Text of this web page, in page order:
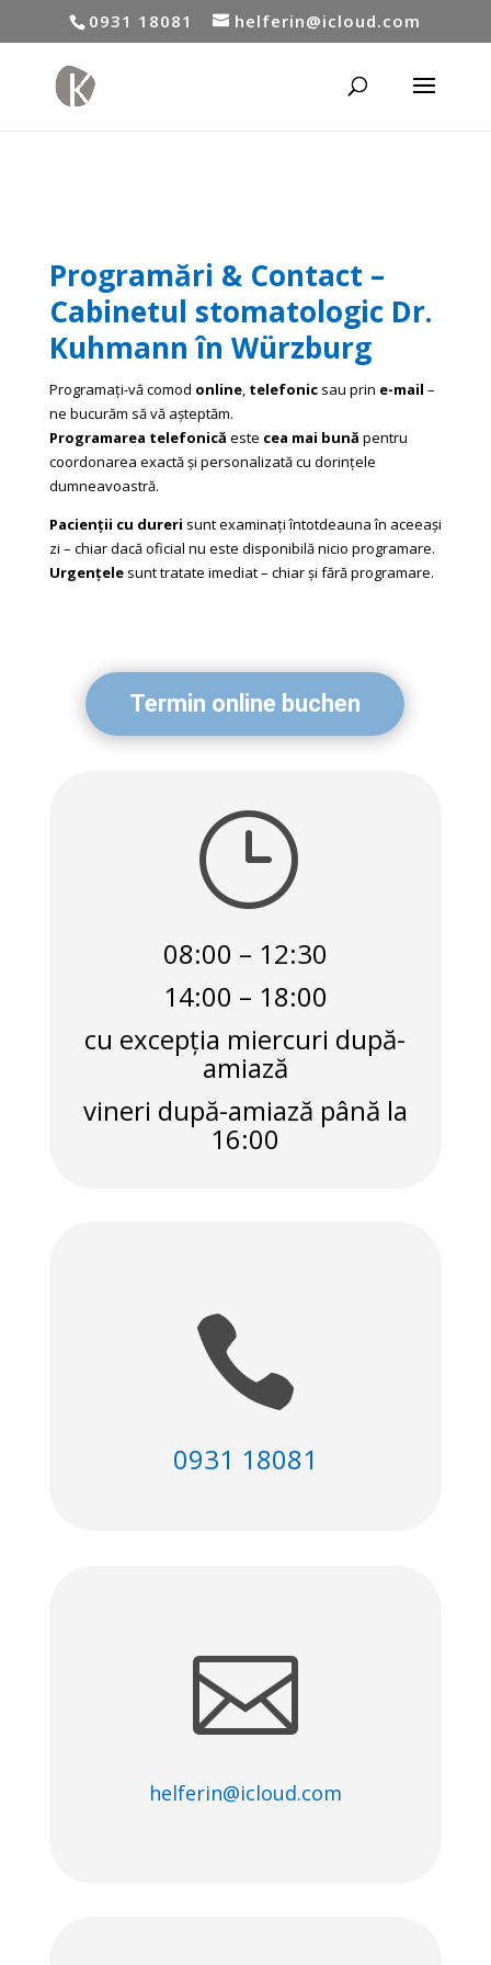
0931 18081 helferin@icloud.com
Programări & Contact –
Cabinetul stomatologic Dr.
Kuhmann în Würzburg
Programați-vă comod online, telefonicsau prin e-mail –
ne bucurăm să vă așteptăm.
Programarea telefonică este cea mai bună pentru
coordonarea exactă și personalizată cu dorințele
dumneavoastră.
Pacienții cu dureri sunt examinați întotdeauna în aceeași
zi – chiar dacă oficial nu este disponibilă nicio programare.
Urgențelesunt tratate imediat – chiar și fără programare.
Termin online buchen
}
08:00 – 12:30
14:00 – 18:00
cu excepția miercuri după-
amiază
vineri după-amiază până la
16:00

0931 18081

helferin@icloud.com